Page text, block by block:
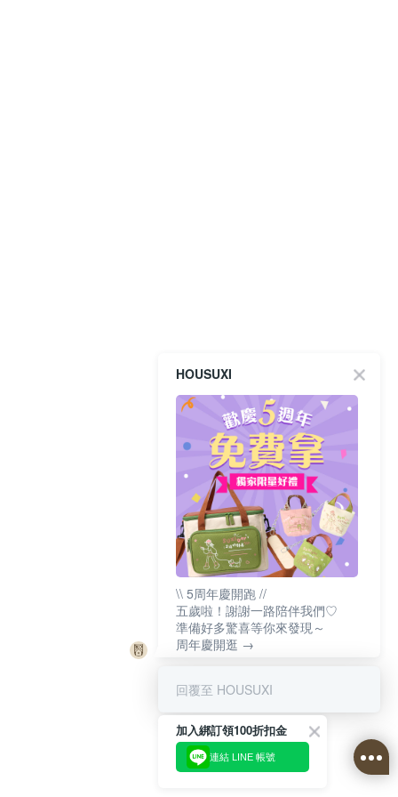
HOUSUXI
\\ 5周年慶開跑 //
五歲啦！謝謝一路陪伴我們♡
準備好多驚喜等你來發現～
周年慶開逛 →
回覆至 HOUSUXI
加入綁訂領100折扣金
連結 LINE 帳號